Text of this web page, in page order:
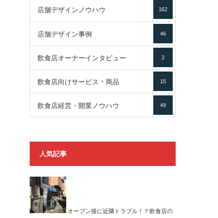
店舗デザインノウハウ 162
店舗デザイン事例 46
飲食店オーナーインタビュー 2
飲食店向けサービス・商品 15
飲食店経営・開業ノウハウ 49
人気記事
オープン後に近隣トラブル！？飲食店の